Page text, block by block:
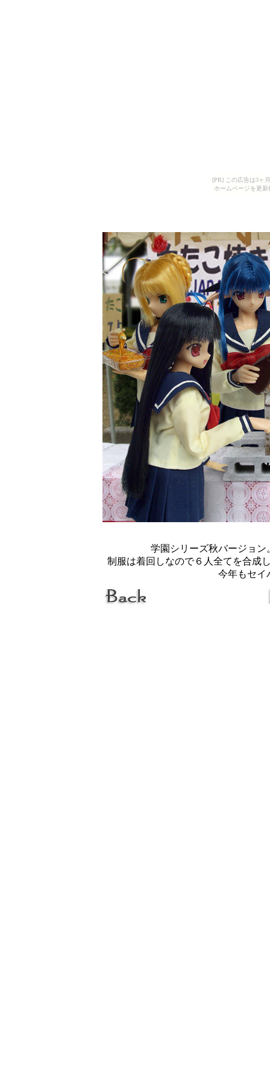
[PR] この広告は3ヶ
ホームページを更
学園シリーズ秋バージョ
制服は着回しなので６人全てを合成
今年もセイ